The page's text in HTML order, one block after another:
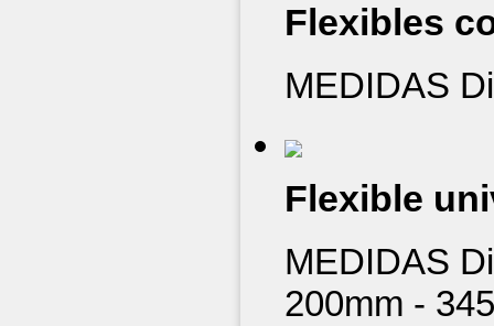
Flexibles
MEDIDAS
Flexible
MEDIDAS
200mm -